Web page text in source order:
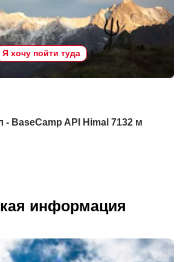
Я хочу пойти туда
BaseCamp API Himal 7132 м
информация